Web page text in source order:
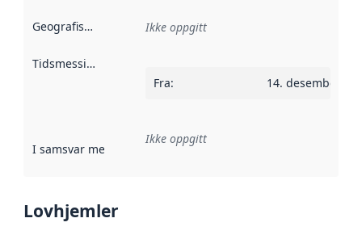
Geografisk avgrensning :
Ikke oppgitt
Tidsmessig avgrensning
Fra: 14. desember
I samsvar med Referanse til en implementasjonsregel
Ikke oppgitt
Lovhjemler